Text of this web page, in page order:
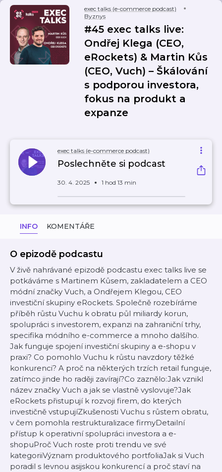
exec talks (e-commerce podcast)
Byznys
#45 exec talks live:
Ondřej Klega (CEO,
eRockets) & Martin Kůs
(CEO, Vuch) –⁠⁠⁠⁠⁠⁠ Škálování
s podporou investora,
fokus na produkt a
expanze
exec talks (e-commerce podcast)
Poslechněte si podcast
30. 4. 2025 1 hod 13 min
INFO KOMENTÁŘE
O epizodě podcastu
V živě nahrávané epizodě podcastu exec talks live se
potkáváme s Martinem Kůsem, zakladatelem a CEO
módní značky Vuch, a Ondřejem Klegou, CEO
investiční skupiny eRockets. Společně rozebíráme
příběh růstu Vuchu k obratu půl miliardy korun,
spolupráci s investorem, expanzi na zahraniční trhy,
specifika módního e-commerce a mnoho dalšího.
Jak funguje spojení investiční skupiny a e-shopu v
praxi? Co pomohlo Vuchu k růstu navzdory těžké
konkurenci? A proč na některých trzích retail funguje,
zatímco jinde ho raději zavírají?Co zaznělo:Jak vznikl
název značky Vuch a jak se vlastně vyslovuje?Jak
eRockets přistupují k rozvoji firem, do kterých
investičně vstupujíZkušenosti Vuchu s růstem obratu,
v čem pomohla restrukturalizace firmyDetailní
přístup k operativní spolupráci investora a e-
shopuProč Vuch roste proti trendu ve své
kategoriiVýznam produktového portfoliaJak si Vuch
poradil s levnou asijskou konkurencí a proč staví na